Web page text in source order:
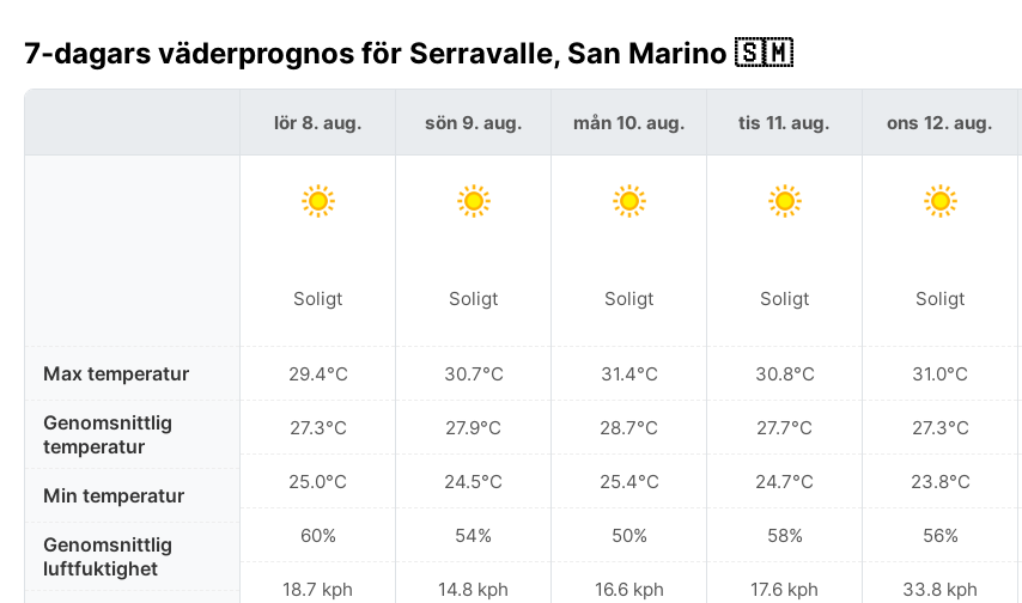
7-dagars väderprognos för Serravalle, San Marino 🇸🇲
Max temperatur
Genomsnittlig
temperatur
Min temperatur
Genomsnittlig
luftfuktighet
lör 8. aug.
Soligt
29.4°C
27.3°C
25.0°C
60%
18.7 kph
sön 9. aug.
Soligt
30.7°C
27.9°C
24.5°C
54%
14.8 kph
mån 10. aug.
Soligt
31.4°C
28.7°C
25.4°C
50%
16.6 kph
tis 11. aug.
Soligt
30.8°C
27.7°C
24.7°C
58%
17.6 kph
ons 12. aug.
Soligt
31.0°C
27.3°C
23.8°C
56%
33.8 kph